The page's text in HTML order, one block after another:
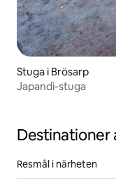
Stuga i Brösarp
Japandi-stuga
Destinationer
Resmål i närheten